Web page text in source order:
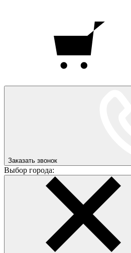
Заказать звонок
Выбор города: